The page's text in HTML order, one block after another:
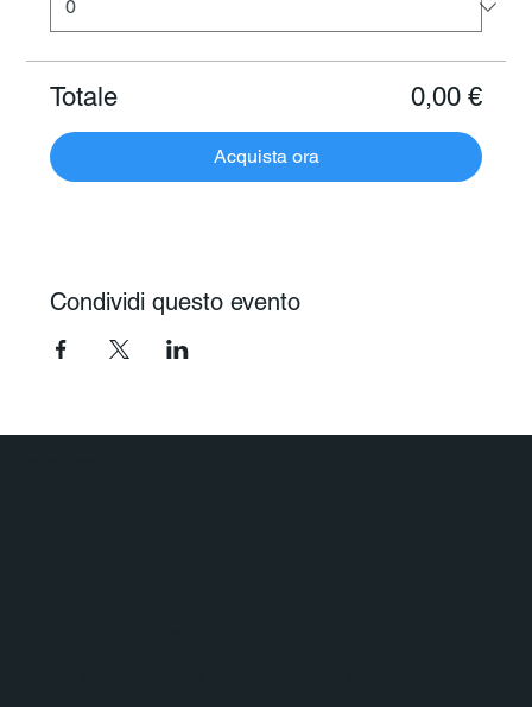
Totale 0,00 €
Acquista ora
Condividi questo evento